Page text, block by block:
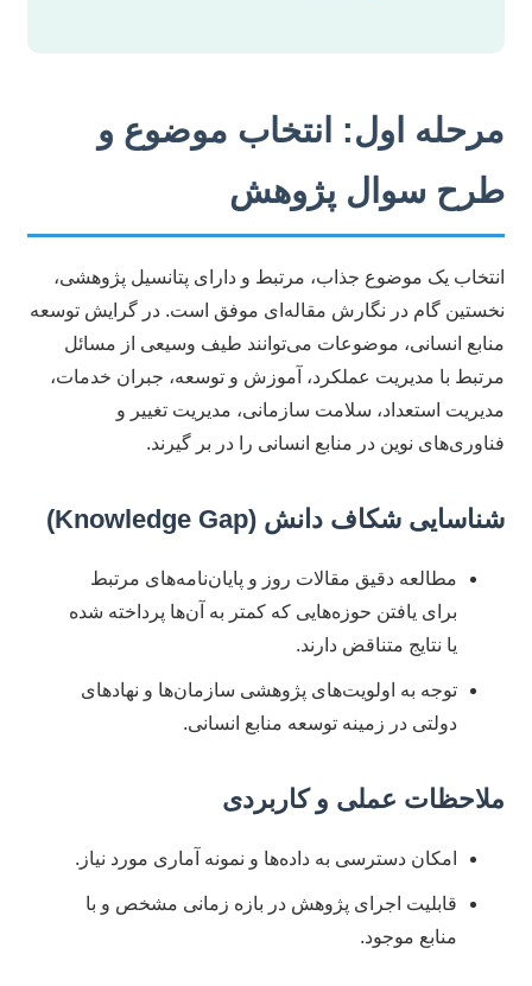
مرحله اول: انتخاب موضوع و
طرح سوال پژوهش
انتخاب یک موضوع جذاب، مرتبط و دارای پتانسیل پژوهشی،
نخستین گام در نگارش مقاله‌ای موفق است. در گرایش توسعه
منابع انسانی، موضوعات می‌توانند طیف وسیعی از مسائل
مرتبط با مدیریت عملکرد، آموزش و توسعه، جبران خدمات،
مدیریت استعداد، سلامت سازمانی، مدیریت تغییر و
فناوری‌های نوین در منابع انسانی را در بر گیرند.
شناسایی شکاف دانش (Knowledge Gap)
مطالعه دقیق مقالات روز و پایان‌نامه‌های مرتبط
برای یافتن حوزه‌هایی که کمتر به آن‌ها پرداخته شده
یا نتایج متناقض دارند.
توجه به اولویت‌های پژوهشی سازمان‌ها و نهادهای
دولتی در زمینه توسعه منابع انسانی.
ملاحظات عملی و کاربردی
امکان دسترسی به داده‌ها و نمونه آماری مورد نیاز.
قابلیت اجرای پژوهش در بازه زمانی مشخص و با
منابع موجود.